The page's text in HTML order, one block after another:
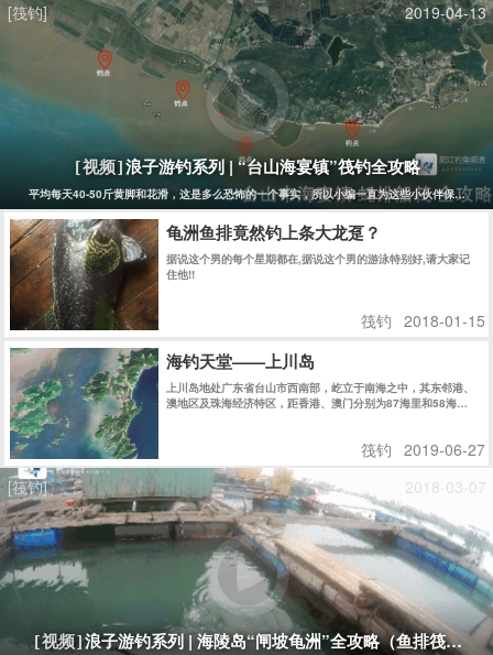
[筏钓] 2019-04-13
[视频]浪子游钓系列 | “台山海宴镇”筏钓全攻略
平均每天40-50斤黄脚和花滑，这是多么恐怖的一个事实，所以小编一直为这些小伙伴保密没
龟洲鱼排竟然钓上条大龙趸？
据说这个男的每个星期都在,据说这个男的游泳特别好,请大家记
住他!!
筏钓 2018-01-15
海钓天堂——上川岛
上川岛地处广东省台山市西南部，屹立于南海之中，其东邻港、
澳地区及珠海经济特区，距香港、澳门分别为87海里和58海
筏钓 2019-06-27
[筏钓]
2018-03-07
[视频]浪子游钓系列 | 海陵岛“闸坡龟洲”全攻略（鱼排筏钓）